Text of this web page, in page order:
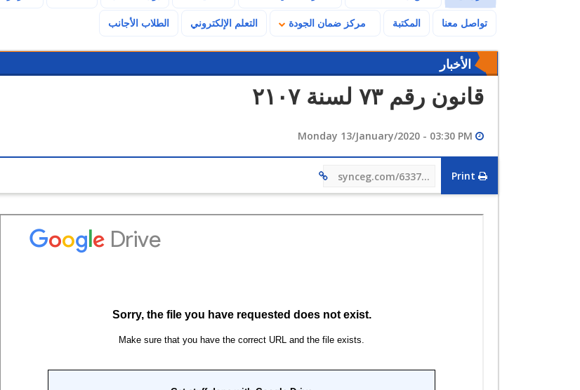
تواصل معنا المكتبة مركز ضمان الجودة التعلم الإلكتروني الطلاب الأجانب
الأخبار
قانون رقم ٧٣ لسنة ٢١٠٧
synceg.com/633793